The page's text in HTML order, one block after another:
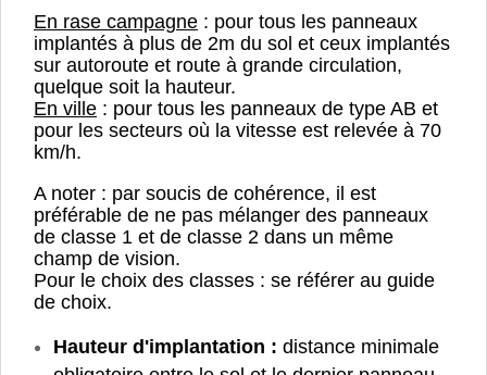
En rase campagne : pour tous les panneaux
implantés à plus de 2m du sol et ceux implantés
sur autoroute et route à grande circulation,
quelque soit la hauteur.
En ville : pour tous les panneaux de type AB et
pour les secteurs où la vitesse est relevée à 70
km/h.
A noter : par soucis de cohérence, il est
préférable de ne pas mélanger des panneaux
de classe 1 et de classe 2 dans un même
champ de vision.
Pour le choix des classes : se référer au guide
de choix.
Hauteur d'implantation : distance minimale